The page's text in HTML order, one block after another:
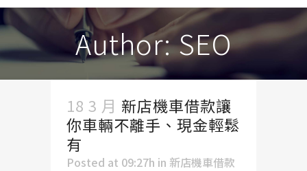
Author: SEO
18 3 月 新店機車借款讓
你車輛不離手、現金輕鬆
有
Posted at 09:27h in 新店機車借款